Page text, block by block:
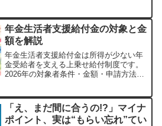
年金生活者支援給付金の対象と金
額を解説
年金生活者支援給付金は所得が少ない年
金受給者を支える上乗せ給付制度です。
2026年の対象者条件・金額・申請方法を
「え、まだ間に合うの!?」マイナ
ポイント、実は“もらい忘れ”てい